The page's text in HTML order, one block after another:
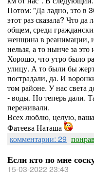
Потом: "Да ладно, это в
этот раз сказала? Что
общем, среди
женщина в реанимации,
нельзя, а то нынче за
Хорошо, что утро было
улицу. А то были бы
пострадали, да. И
том районе. У нас света
- воды. Но теперь дали.
переживали.
Всех люблю, целую, ваша
Фатеева Наташа
комментарии: 29
Если кто по мне
15-03-2022 23:43